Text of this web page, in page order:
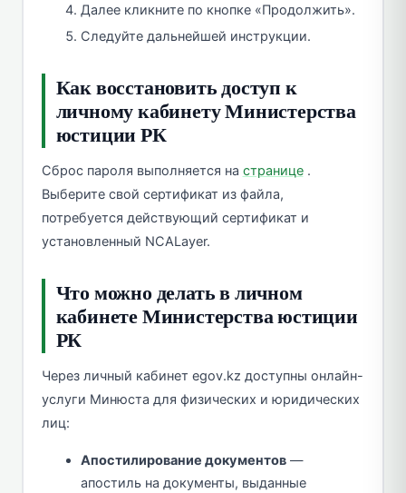
Далее кликните по кнопке «Продолжить».
Следуйте дальнейшей инструкции.
Как восстановить доступ к
личному кабинету Министерства
юстиции РК
Сброс пароля выполняется на странице.
Выберите свой сертификат из файла,
потребуется действующий сертификат и
установленный NCALayer.
Что можно делать в личном
кабинете Министерства юстиции
РК
Через личный кабинет egov.kz доступны онлайн-
услуги Минюста для физических и юридических
лиц:
Апостилирование документов —
апостиль на документы, выданные